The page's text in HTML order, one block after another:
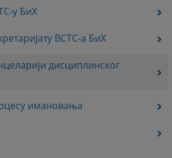
у БиХ
ВСТС-а БиХ
дисциплинског
имановања